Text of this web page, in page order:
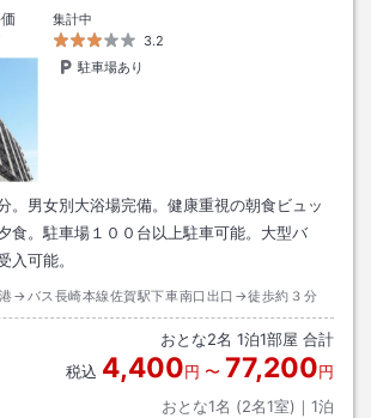
集計中
3.2
駐車場あり
。男女別大浴場完備。健康重視の朝食ビュッ
食。駐車場１００台以上駐車可能。大型バ
入可能。
→バス長崎本線佐賀駅下車南口出口→徒歩約３分
おとな2名 1泊1部屋 合計
税込 4,400円 〜 77,200円
おとな1名 (2名1室)｜ 1泊